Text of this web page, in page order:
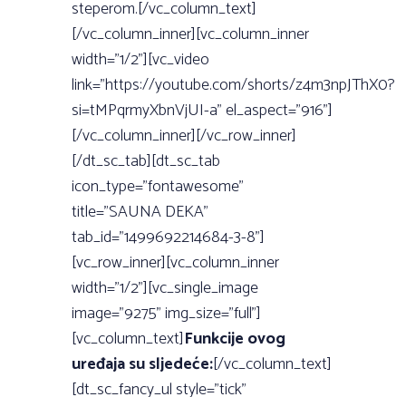
steperom.[/vc_column_text]
[/vc_column_inner][vc_column_inner
width=”1/2”][vc_video
link=”https://youtube.com/shorts/z4m3npJThX0?
si=tMPqrmyXbnVjUI-a” el_aspect=”916”]
[/vc_column_inner][/vc_row_inner]
[/dt_sc_tab][dt_sc_tab
icon_type=”fontawesome”
title=”SAUNA DEKA”
tab_id=”1499692214684-3-8”]
[vc_row_inner][vc_column_inner
width=”1/2”][vc_single_image
image=”9275” img_size=”full”]
[vc_column_text]Funkcije ovog
uređaja su sljedeće:[/vc_column_text]
[dt_sc_fancy_ul style=”tick”